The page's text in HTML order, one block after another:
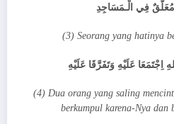
فِي الْـمَسَاجِدِ
(3) Seorang yang hatinya
اِجْتَمَعَا عَلَيْهِ وَتَفَرَّقَا عَلَيْهِ
(4) Dua orang yang saling
berkumpul karena-Nya dan